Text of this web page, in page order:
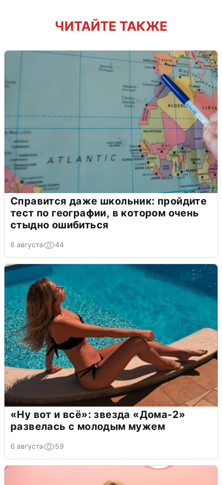
ЧИТАЙТЕ ТАКЖЕ
Справится даже школьник: пройдите
тест по географии, в котором очень
стыдно ошибиться
6 августа 44
«Ну вот и всё»: звезда «Дома-2»
развелась с молодым мужем
6 августа 59